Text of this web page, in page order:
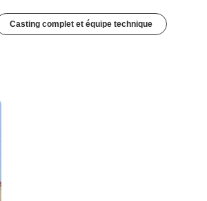
Casting complet et équipe technique